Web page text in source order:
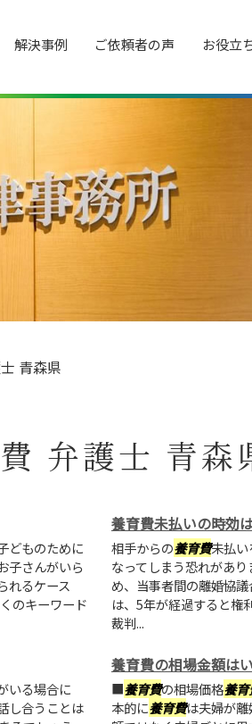
解決事例 ご依頼者の声 お役立
青森県
弁護士 青森
どものために
子さんがいら
れるケース
のキーワード
養育費未払いの時効
相手からの養育費未払い
なってしまう恐れがあ
め、当事者間の離婚協
は、5年が経過すると権
裁判...
いる場合に
し合うことは
養育費の相場金額は
■養育費の相場価格養育
本的に養育費は夫婦が